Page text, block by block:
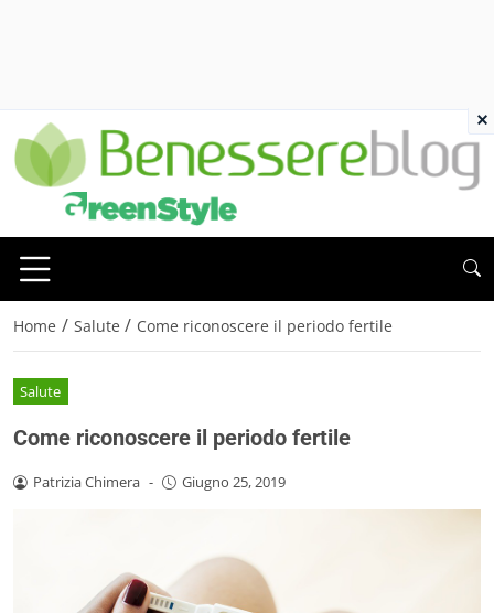
Home / Salute / Come riconoscere il periodo fertile
Salute
Come riconoscere il periodo fertile
Patrizia Chimera - Giugno 25, 2019
×